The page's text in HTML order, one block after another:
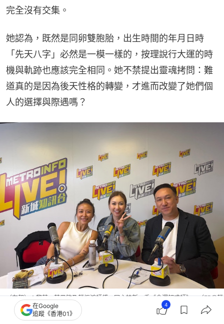
完全沒有交集。
她認為，既然是同卵雙胞胎，出生時間的年月日時
「先天八字」必然是一模一樣的，按理說行大運的時
機與軌跡也應該完全相同。她不禁提出靈魂拷問：難
道真的是因為後天性格的轉變，才進而改變了她們個
人的選擇與際遇嗎？
（左起）：黎莉、莊思敏及趙振鴻師傅一同主持新一季《命運解惑師》。（FB@趙
振鴻Master Chiu）
在Google
追蹤《香港01》
4